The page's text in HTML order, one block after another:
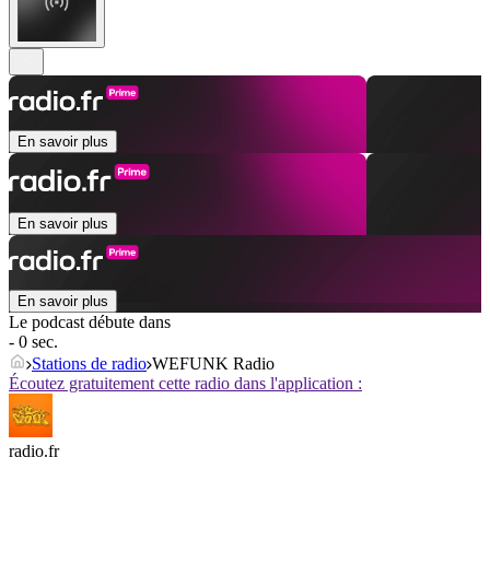
En savoir plus
En savoir plus
En savoir plus
Le podcast débute dans
- 0 sec.
Stations de radio WEFUNK Radio
Écoutez gratuitement cette radio dans l'application :
radio.fr